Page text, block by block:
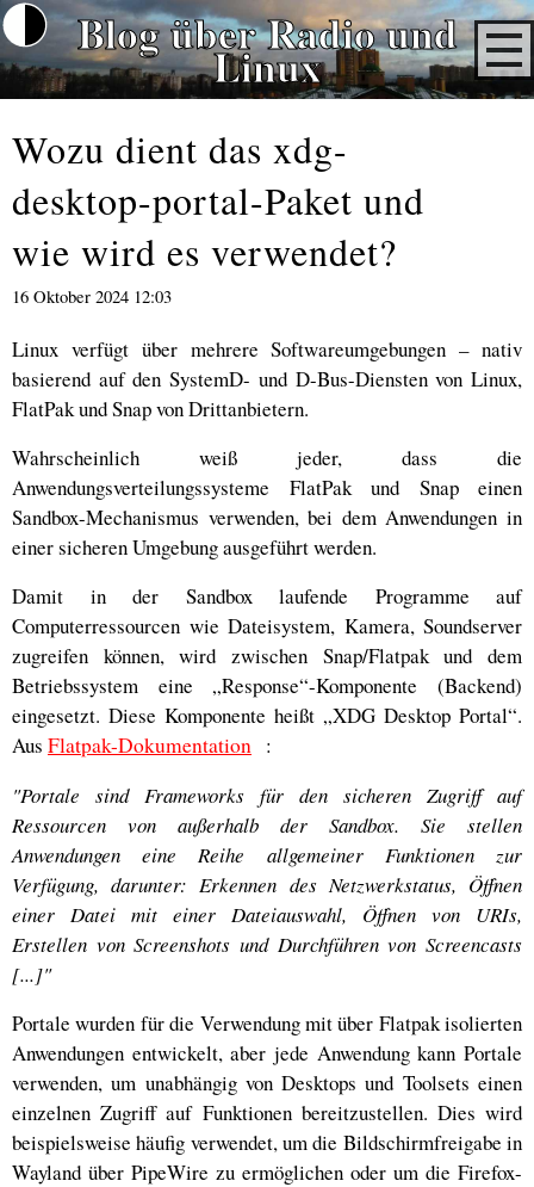
Blog über Radio und
Linux
Wozu dient das xdg-
desktop-portal-Paket und
wie wird es verwendet?
16 Oktober 2024 12:03
Linux verfügt über mehrere Softwareumgebungen – nativ
basierend auf den SystemD- und D-Bus-Diensten von Linux,
FlatPak und Snap von Drittanbietern.
Wahrscheinlich weiß jeder, dass die
Anwendungsverteilungssysteme FlatPak und Snap einen
Sandbox-Mechanismus verwenden, bei dem Anwendungen in
einer sicheren Umgebung ausgeführt werden.
Damit in der Sandbox laufende Programme auf
Computerressourcen wie Dateisystem, Kamera, Soundserver
zugreifen können, wird zwischen Snap/Flatpak und dem
Betriebssystem eine „Response“-Komponente (Backend)
eingesetzt. Diese Komponente heißt „XDG Desktop Portal“.
Aus Flatpak-Dokumentation :
"Portale sind Frameworks für den sicheren Zugriff auf
Ressourcen von außerhalb der Sandbox. Sie stellen
Anwendungen eine Reihe allgemeiner Funktionen zur
Verfügung, darunter: Erkennen des Netzwerkstatus, Öffnen
einer Datei mit einer Dateiauswahl, Öffnen von URIs,
Erstellen von Screenshots und Durchführen von Screencasts
[...]"
Portale wurden für die Verwendung mit über Flatpak isolierten
Anwendungen entwickelt, aber jede Anwendung kann Portale
verwenden, um unabhängig von Desktops und Toolsets einen
einzelnen Zugriff auf Funktionen bereitzustellen. Dies wird
beispielsweise häufig verwendet, um die Bildschirmfreigabe in
Wayland über PipeWire zu ermöglichen oder um die Firefox-